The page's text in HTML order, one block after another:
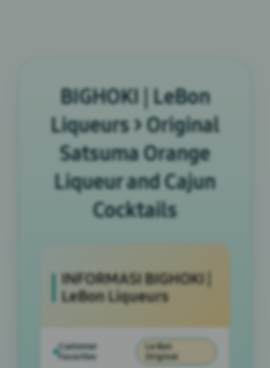
BIGHOKI | LeBon
Liqueurs > Original
Satsuma Orange
Liqueur and Cajun
Cocktails
INFORMASI BIGHOKI |
LeBon Liqueurs
Customer
Favorites
Le Bon
Original